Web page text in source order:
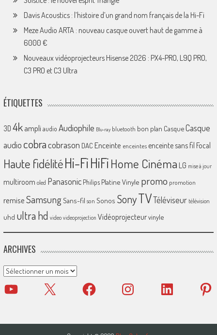
Davis Acoustics : l’histoire d’un grand nom français de la Hi-Fi
Meze Audio ARTA : nouveau casque ouvert haut de gamme à
6000 €
Nouveaux vidéoprojecteurs Hisense 2026 : PX4-PRO, L9Q PRO,
C3 PRO et C3 Ultra
ÉTIQUETTES
3D 4k ampliaudio Audiophile Blu-ray bluetooth bon plan CasqueCasque
audio cobracobrason DAC Enceinte enceintes enceinte sans fil Focal
Haute fidélitéHi-FiHiFiHome Cinéma LG mise à jour
multiroom oled Panasonic Philips Platine Vinyle promo promotion
remiseSamsungSans-fil son Sonos SonyTVTéléviseur télévision
uhd ultra hd video videoprojection Vidéoprojecteurvinyle
ARCHIVES
Archives
YouTube X Facebook Instagram LinkedIn